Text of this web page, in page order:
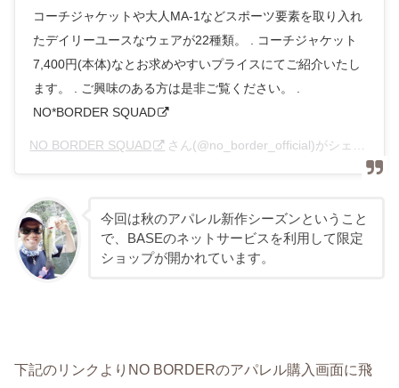
コーチジャケットや大人MA-1などスポーツ要素を取り入れ
たデイリーユースなウェアが22種類。 . コーチジャケット
7,400円(本体)なとお求めやすいプライスにてご紹介いたし
ます。 . ご興味のある方は是非ご覧ください。 .
NO*BORDER SQUAD
NO BORDER SQUAD さん(@no_border_official)がシェアした投稿 –
今回は秋のアパレル新作シーズンということ
で、BASEのネットサービスを利用して限定
ショップが開かれています。
下記のリンクよりNO BORDERのアパレル購入画面に飛